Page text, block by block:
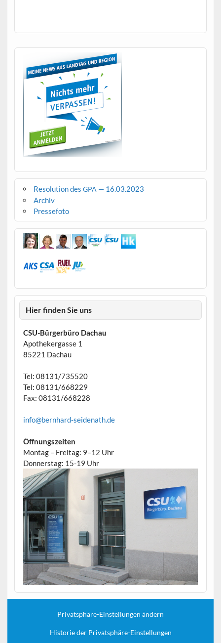
Resolution des GPA — 16.03.2023
Archiv
Pressefoto
Hier finden Sie uns
CSU-Bürgerbüro Dachau
Apothekergasse 1
85221 Dachau
Tel: 08131/735520
Tel: 08131/668229
Fax: 08131/668228
info@bernhard-seidenath.de
Öffnungszeiten
Montag – Freitag: 9–12 Uhr
Donnerstag: 15-19 Uhr
Privatsphäre-Einstellungen ändern
Historie der Privatsphäre-Einstellungen